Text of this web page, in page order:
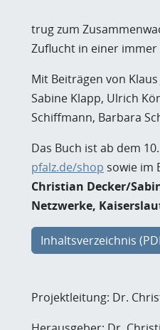
trug zum
Zuflucht in einer
Mit Beiträgen von
Sabine Klapp, Ulrich
Schiffmann, Barbara
Das Buch ist ab dem
pfalz.de/shop sowie im
Christian Decker/
Netzwerke,
Inhaltsverzeichnis
Projektleitung: Dr.